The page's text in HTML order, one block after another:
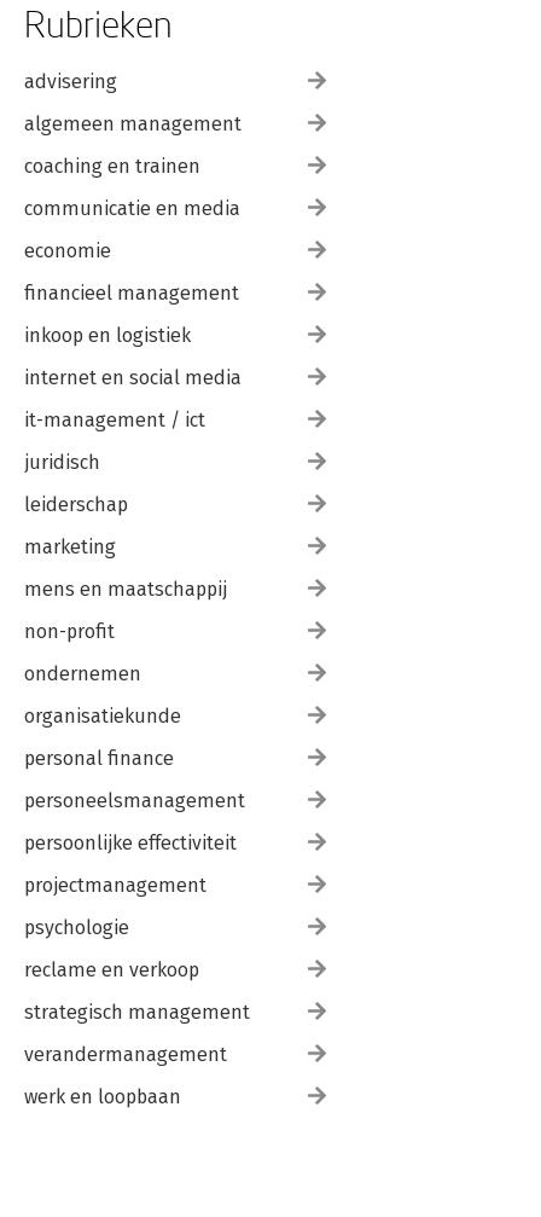
Rubrieken
advisering
algemeen management
coaching en trainen
communicatie en media
economie
financieel management
inkoop en logistiek
internet en social media
it-management / ict
juridisch
leiderschap
marketing
mens en maatschappij
non-profit
ondernemen
organisatiekunde
personal finance
personeelsmanagement
persoonlijke effectiviteit
projectmanagement
psychologie
reclame en verkoop
strategisch management
verandermanagement
werk en loopbaan